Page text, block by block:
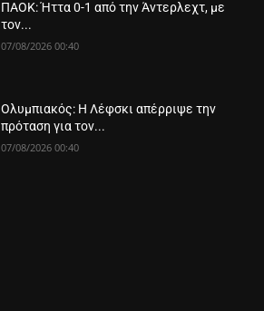
ΠΑΟΚ: Ήττα 0-1 από την Άντερλεχτ, με
τον...
07/08/2026 00:40
Ολυμπιακός: Η Λέφσκι απέρριψε την
πρόταση για τον...
07/08/2026 00:40